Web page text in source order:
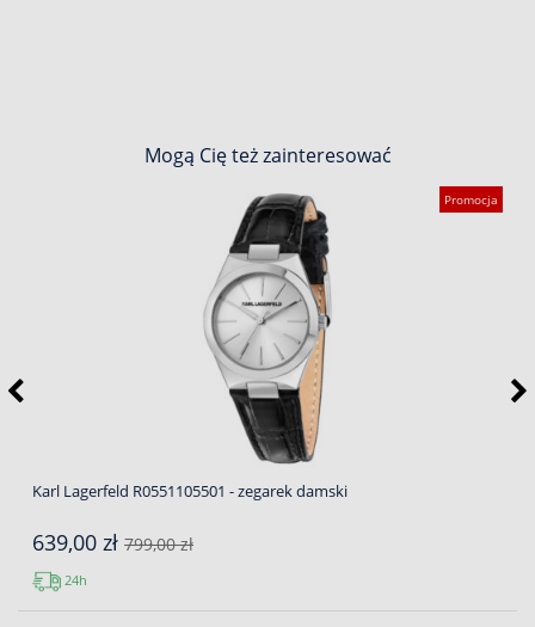
Mogą Cię też zainteresować
Promocja
Karl Lagerfeld R0551105501 - zegarek damski
639,00 zł 799,00 zł
24h